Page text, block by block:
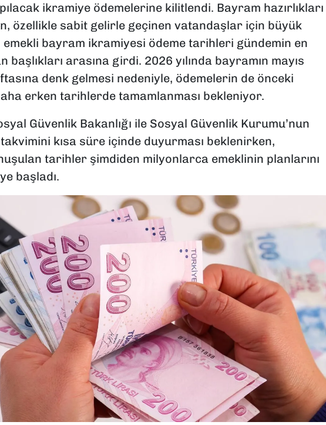
ikramiye ödemelerine kilitlendi. Bayram hazırlıkları
özellikle sabit gelirle geçinen vatandaşlar için büyük
emekli bayram ikramiyesi ödeme tarihleri gündemin en
başlıkları arasına girdi. 2026 yılında bayramın mayıs
denk gelmesi nedeniyle, ödemelerin de önceki
erken tarihlerde tamamlanması bekleniyor.
Güvenlik Bakanlığı ile Sosyal Güvenlik Kurumu’nun
kısa süre içinde duyurması beklenirken,
tarihler şimdiden milyonlarca emeklinin planlarını
başladı.